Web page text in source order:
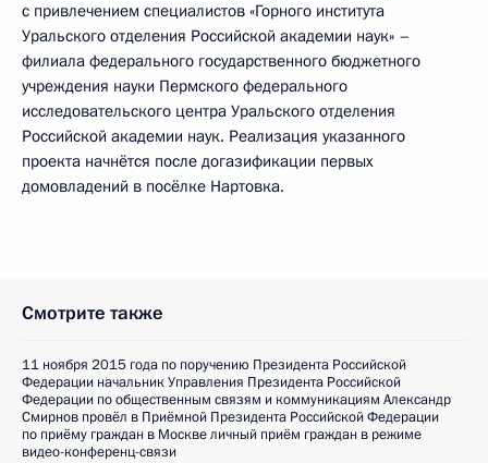
с привлечением специалистов «Горного института
Уральского отделения Российской академии наук» –
филиала федерального государственного бюджетного
учреждения науки Пермского федерального
исследовательского центра Уральского отделения
Российской академии наук. Реализация указанного
проекта начнётся после догазификации первых
домовладений в посёлке Нартовка.
Смотрите также
11 ноября 2015 года по поручению Президента Российской
Федерации начальник Управления Президента Российской
Федерации по общественным связям и коммуникациям Александр
Смирнов провёл в Приёмной Президента Российской Федерации
по приёму граждан в Москве личный приём граждан в режиме
видео-конференц-связи